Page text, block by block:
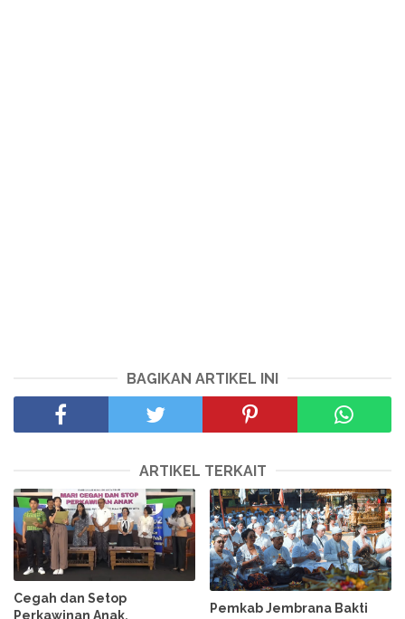
BAGIKAN ARTIKEL INI
ARTIKEL TERKAIT
Cegah dan Setop
Perkawinan Anak,
Pemkab Jembrana Bakti